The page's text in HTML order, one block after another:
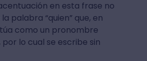
en esta frase no
palabra “quien” que, en
como un pronombre
lo cual se escribe sin